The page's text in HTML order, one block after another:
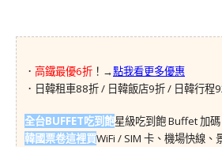
． 高鐵最優6折 ！→點我看更多優惠
．日韓租車88折 / 日韓飯店9折 / 日韓行程
全台BUFFET吃到飽星級吃到飽 Buffet 加
韓國票卷這裡買WiFi / SIM 卡、機場快線